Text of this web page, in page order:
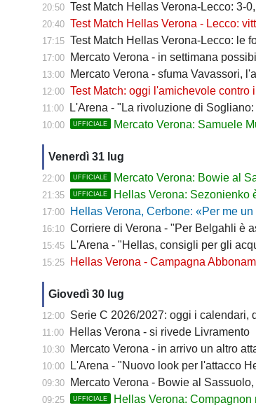
20:50 Test Match Hellas Verona-Lecco: 3-
20:40 Test Match Hellas Verona - Lecco:
17:15 Test Match Hellas Verona-Lecco: le
17:00 Mercato Verona - in settimana possibile
13:00 Mercato Verona - sfuma Vavassori,
12:00 Test Match: oggi l'amichevole contro
11:00 L'Arena - "La rivoluzione di Sogliano: Bella-
10:00 UFFICIALE Mercato Verona: Samuele
Venerdì 31 lug
22:00 UFFICIALE Mercato Verona: Bowie al
21:35 UFFICIALE Hellas Verona: Sezonienko è
17:00 Hellas Verona, Cerbone: «Per me un
16:10 Corriere di Verona - "Per Belgahli è asta tra OM,
15:45 L'Arena - "Hellas, consigli per gli
15:25 Hellas Verona - Campagna Abbonamenti 2026/
Giovedì 30 lug
12:00 Serie C 2026/2027: oggi i calendari, domani la
11:00 Hellas Verona - si rivede Livramento
10:30 Mercato Verona - in arrivo un altro
10:00 L'Arena - "Nuovo look per l'attacco
09:30 Mercato Verona - Bowie al
09:25 UFFICIALE Hellas Verona: